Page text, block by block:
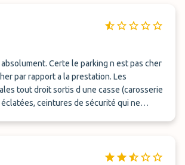
Certe le parking n est pas cher
tout droit sortis d une casse (carosserie
ceintures de sécurité qui ne
pas en avance pour les